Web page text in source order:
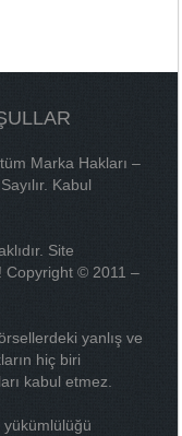
Marka Hakları –
Kabul
Site
Copyright © 2011 –
yanlış ve
hiç biri
kabul etmez.
yükümlülüğü